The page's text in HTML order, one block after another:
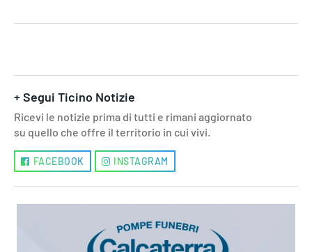
+ Segui Ticino Notizie
Ricevi le notizie prima di tutti e rimani aggiornato
su quello che offre il territorio in cui vivi.
FACEBOOK INSTAGRAM